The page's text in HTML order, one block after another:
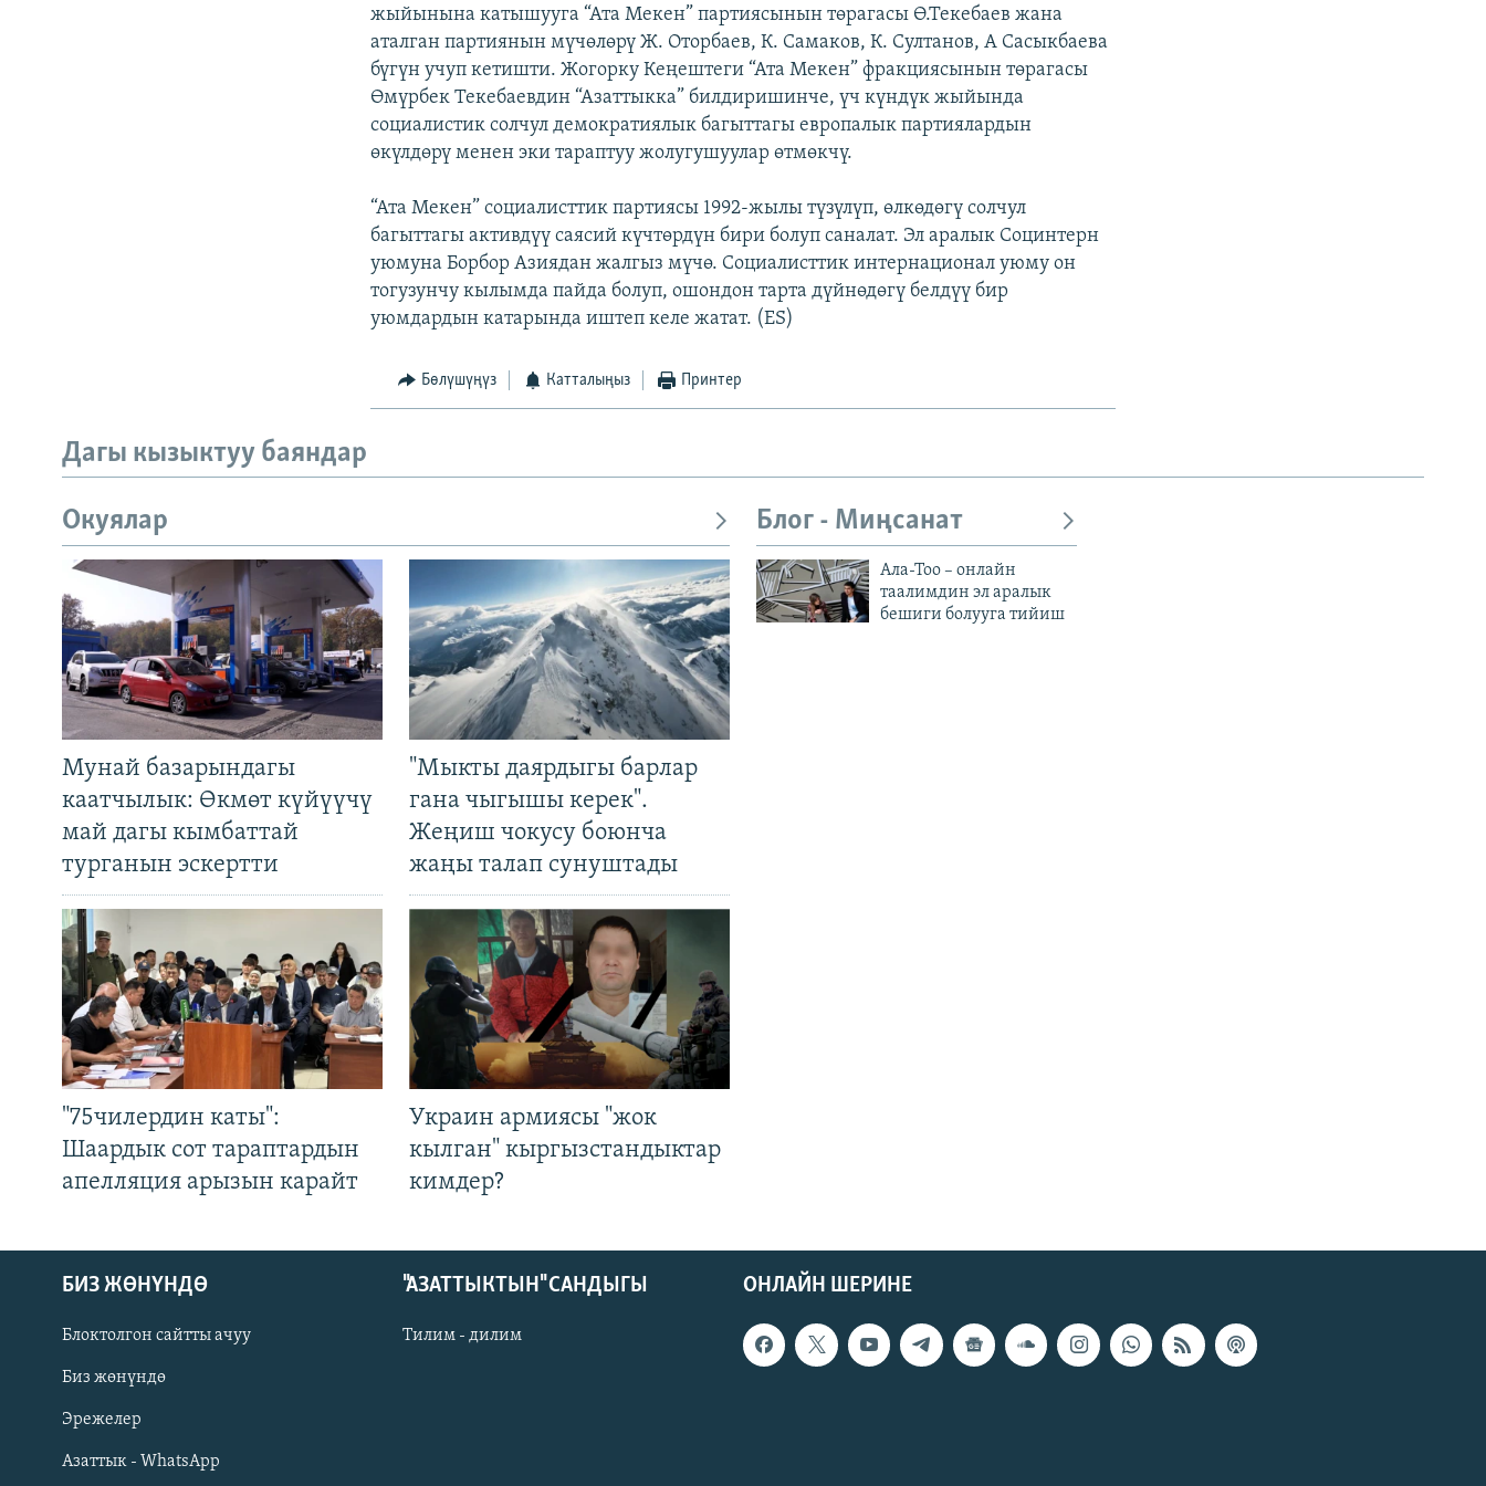
Русский
ОНЛАЙН ШЕРИНЕ
жыйынына катышууга “Ата Мекен” партиясынын төрагасы Ө.Текебаев жана
аталган партиянын мүчөлөрү Ж. Оторбаев, К. Самаков, К. Султанов, А Сасыкбаева
бүгүн учуп кетишти. Жогорку Кеңештеги “Ата Мекен” фракциясынын төрагасы
Өмүрбек Текебаевдин “Азаттыкка” билдиришинче, үч күндүк жыйында
социалистик солчул демократиялык багыттагы европалык партиялардын
өкүлдөрү менен эки тараптуу жолугушуулар өтмөкчү.
“Ата Мекен” социалисттик партиясы 1992-жылы түзүлүп, өлкөдөгү солчул
багыттагы активдүү саясий күчтөрдүн бири болуп саналат. Эл аралык Социнтерн
уюмуна Борбор Азиядан жалгыз мүчө. Социалисттик интернационал уюму он
тогузунчу кылымда пайда болуп, ошондон тарта дүйнөдөгү белдүү бир
уюмдардын катарында иштеп келе жатат. (ES)
Бөлүшүңүз Катталыңыз Принтер
Дагы кызыктуу баяндар
Окуялар
Мунай базарындагы
каатчылык: Өкмөт күйүүчү
май дагы кымбаттай
турганын эскертти
"Мыкты даярдыгы барлар
гана чыгышы керек".
Жеңиш чокусу боюнча
жаңы талап сунуштады
"75чилердин каты":
Шаардык сот тараптардын
апелляция арызын карайт
Украин армиясы "жок
кылган" кыргызстандыктар
кимдер?
Блог - Миңсанат
Ала-Тоо – онлайн
таалимдин эл аралык
бешиги болууга тийиш
ОНЛАЙН ШЕРИНЕ
БИЗ ЖӨНҮНДӨ
Блоктолгон сайтты ачуу
Биз жөнүндө
Эрежелер
Азаттык - WhatsApp
"АЗАТТЫКТЫН" САНДЫГЫ
Тилим - дилим